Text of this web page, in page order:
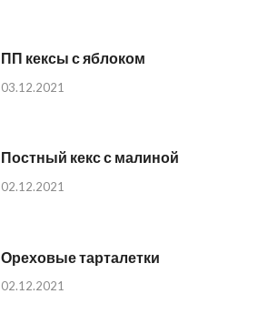
ПП кексы с яблоком
03.12.2021
Постный кекс с малиной
02.12.2021
Ореховые тарталетки
02.12.2021